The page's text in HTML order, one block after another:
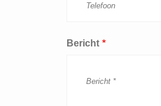
Bericht